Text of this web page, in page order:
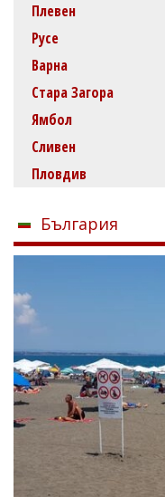
Плевен
Русе
Варна
Стара Загора
Ямбол
Сливен
Пловдив
България